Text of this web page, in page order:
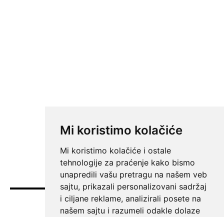
Mi koristimo kolačiće
Mi koristimo kolačiće i ostale
tehnologije za praćenje kako bismo
unapredili vašu pretragu na našem veb
sajtu, prikazali personalizovani sadržaj
i ciljane reklame, analizirali posete na
našem sajtu i razumeli odakle dolaze
Vesti